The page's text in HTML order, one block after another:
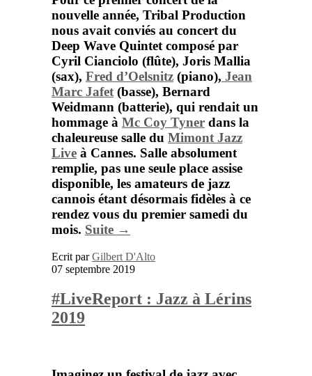
nouvelle année, Tribal Production
nous avait conviés au concert du
Deep Wave Quintetcomposé par
Cyril Cianciolo (flûte), Joris Mallia
(sax), Fred d’Oelsnitz (piano), Jean
Marc Jafet (basse), Bernard
Weidmann (batterie), qui rendait un
hommage à Mc Coy Tyner dans la
chaleureuse salle du Mimont Jazz
Live à Cannes. Salle absolument
remplie, pas une seule place assise
disponible, les amateurs de jazz
cannois étant désormais fidèles à ce
rendez vous du premier samedi du
mois. Suite →
Ecrit parGilbert D'Alto
07 septembre 2019
#LiveReport : Jazz à Lérins
2019